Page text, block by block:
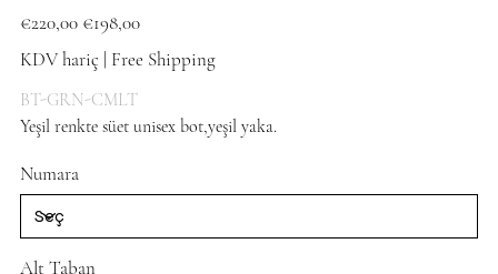
fiyat
€220,00
İndirimli
fiyat
€198,00
KDV hariç | Free Shipping
BT-GRN-CMLT
Yeşil renkte süet unisex bot,yeşil yaka.
Numara
Alt Taban